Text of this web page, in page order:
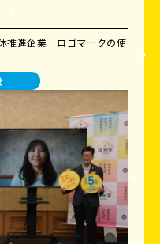
推進企業」ロゴマークの使